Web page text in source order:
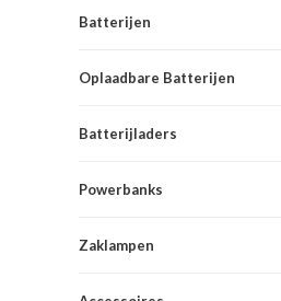
Batterijen
Oplaadbare Batterijen
Batterijladers
Powerbanks
Zaklampen